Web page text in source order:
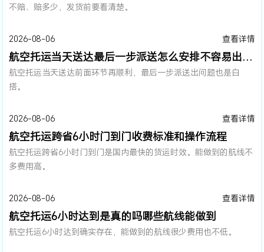
不赔、赔多少，发货前要看清楚。
2026-08-06 查看详情
航空托运当天送达最后一步派送怎么安排不容易出问题
航空托运当天送达前面环节再顺利，最后一步派送出问题也是白
搭。
2026-08-06 查看详情
航空托运跨省6小时门到门收费标准和操作流程
航空托运跨省6小时门到门是国内最快的货运时效。能做到的航线不
多费用高。
2026-08-06 查看详情
航空托运6小时达到是真的吗哪些航线能做到
航空托运6小时达到确实存在，能做到的航线很少费用也不低。